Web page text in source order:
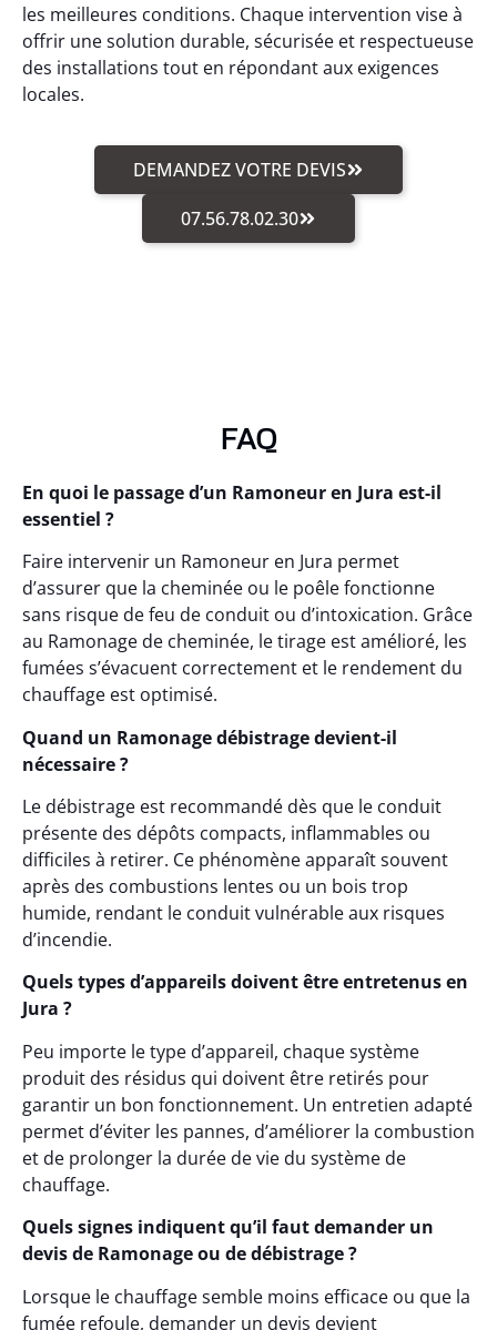
les meilleures conditions. Chaque intervention vise à
offrir une solution durable, sécurisée et respectueuse
des installations tout en répondant aux exigences
locales.
DEMANDEZ VOTRE DEVIS
07.56.78.02.30
FAQ
En quoi le passage d’un Ramoneur en Jura est-il
essentiel ?
Faire intervenir un Ramoneur en Jura permet
d’assurer que la cheminée ou le poêle fonctionne
sans risque de feu de conduit ou d’intoxication. Grâce
au Ramonage de cheminée, le tirage est amélioré, les
fumées s’évacuent correctement et le rendement du
chauffage est optimisé.
Quand un Ramonage débistrage devient-il
nécessaire ?
Le débistrage est recommandé dès que le conduit
présente des dépôts compacts, inflammables ou
difficiles à retirer. Ce phénomène apparaît souvent
après des combustions lentes ou un bois trop
humide, rendant le conduit vulnérable aux risques
d’incendie.
Quels types d’appareils doivent être entretenus en
Jura ?
Peu importe le type d’appareil, chaque système
produit des résidus qui doivent être retirés pour
garantir un bon fonctionnement. Un entretien adapté
permet d’éviter les pannes, d’améliorer la combustion
et de prolonger la durée de vie du système de
chauffage.
Quels signes indiquent qu’il faut demander un
devis de Ramonage ou de débistrage ?
Lorsque le chauffage semble moins efficace ou que la
fumée refoule, demander un devis devient